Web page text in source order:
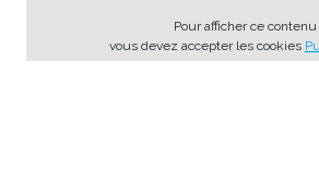
Pour afficher ce contenu
vous devez accepter les cookies